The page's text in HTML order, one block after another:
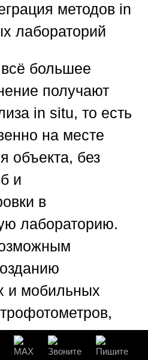
методов in
лабораторий
большее
получают
in situ, то есть
на месте
объекта, без
и
в
лабораторию.
и мобильных